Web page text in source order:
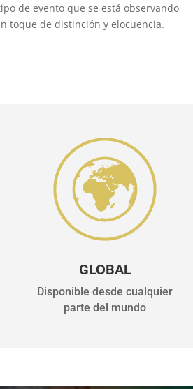
de evento que se está observando
toque de distinción y elocuencia.
GLOBAL
Disponible desde cualquier
parte del mundo